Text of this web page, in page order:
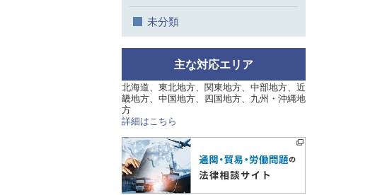
未分類
主な対応エリア
北海道、東北地方、関東地方、中部地方、近
畿地方、中国地方、四国地方、九州・沖縄地
方
詳細はこちら